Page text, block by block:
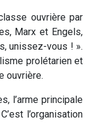
ouvrière par
Marx et Engels,
unissez-vous ! ».
prolétarien et
ouvrière.
l’arme principale
l’organisation